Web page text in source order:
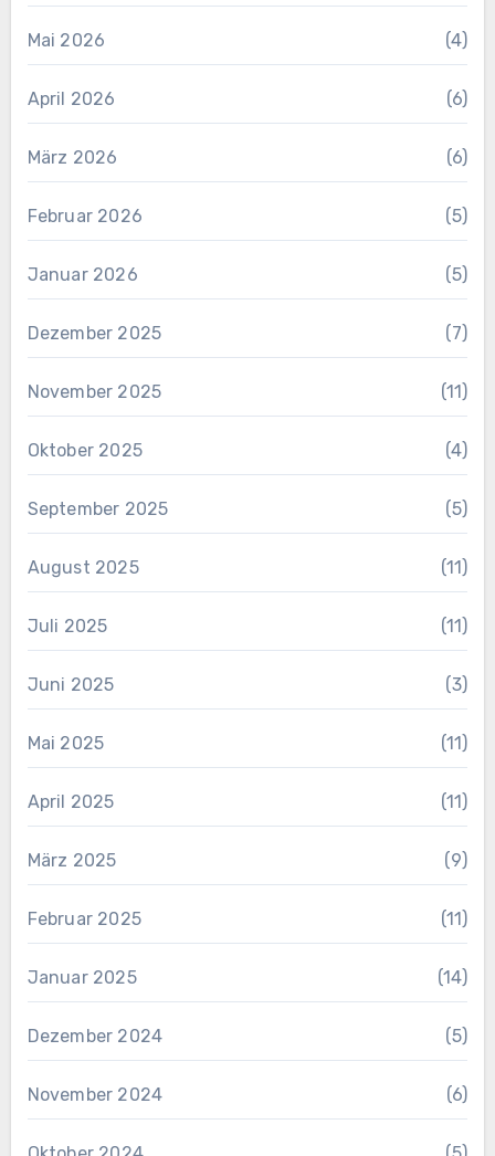
Mai 2026 (4)
April 2026 (6)
März 2026 (6)
Februar 2026 (5)
Januar 2026 (5)
Dezember 2025 (7)
November 2025 (11)
Oktober 2025 (4)
September 2025 (5)
August 2025 (11)
Juli 2025 (11)
Juni 2025 (3)
Mai 2025 (11)
April 2025 (11)
März 2025 (9)
Februar 2025 (11)
Januar 2025 (14)
Dezember 2024 (5)
November 2024 (6)